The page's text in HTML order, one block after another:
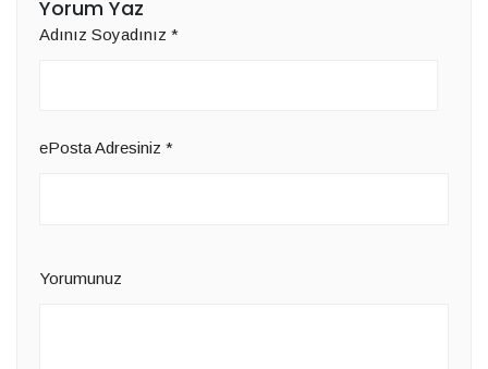
Yorum Yaz
Adınız Soyadınız *
ePosta Adresiniz *
Yorumunuz